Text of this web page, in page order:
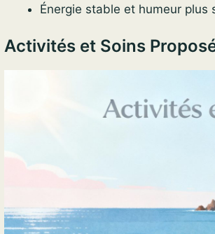
Énergie stable et humeur plus
Activités et Soins